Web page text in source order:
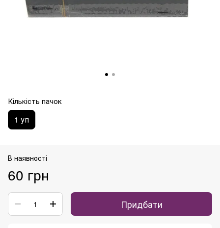
Кількість пачок
1 уп
В наявності
60 грн
Придбати